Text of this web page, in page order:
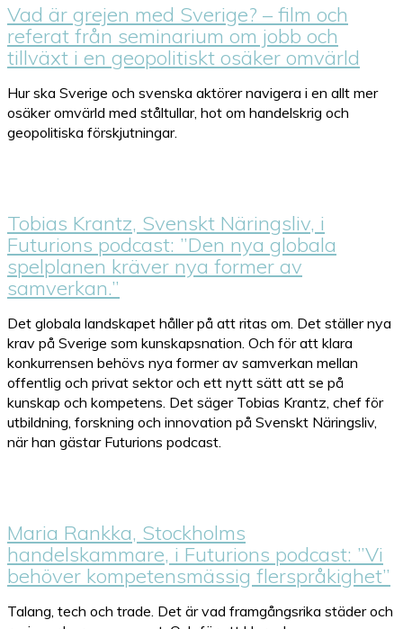
Vad är grejen med Sverige? – film och
referat från seminarium om jobb och
tillväxt i en geopolitiskt osäker omvärld
Hur ska Sverige och svenska aktörer navigera i en allt mer
osäker omvärld med ståltullar, hot om handelskrig och
geopolitiska förskjutningar.
Tobias Krantz, Svenskt Näringsliv, i
Futurions podcast: ”Den nya globala
spelplanen kräver nya former av
samverkan.”
Det globala landskapet håller på att ritas om. Det ställer nya
krav på Sverige som kunskapsnation. Och för att klara
konkurrensen behövs nya former av samverkan mellan
offentlig och privat sektor och ett nytt sätt att se på
kunskap och kompetens. Det säger Tobias Krantz, chef för
utbildning, forskning och innovation på Svenskt Näringsliv,
när han gästar Futurions podcast.
Maria Rankka, Stockholms
handelskammare, i Futurions podcast: ”Vi
behöver kompetensmässig flerspråkighet”
Talang, tech och trade. Det är vad framgångsrika städer och